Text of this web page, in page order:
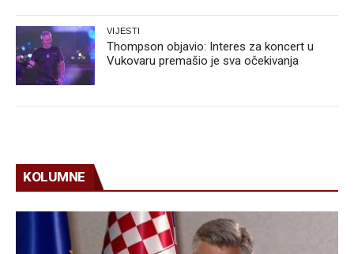
VIJESTI
Thompson objavio: Interes za koncert u
Vukovaru premašio je sva očekivanja
KOLUMNE